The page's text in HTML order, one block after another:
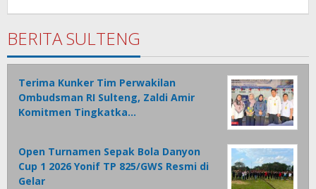
BERITA SULTENG
Terima Kunker Tim Perwakilan
Ombudsman RI Sulteng, Zaldi Amir
Komitmen Tingkatka…
Open Turnamen Sepak Bola Danyon
Cup 1 2026 Yonif TP 825/GWS Resmi di
Gelar